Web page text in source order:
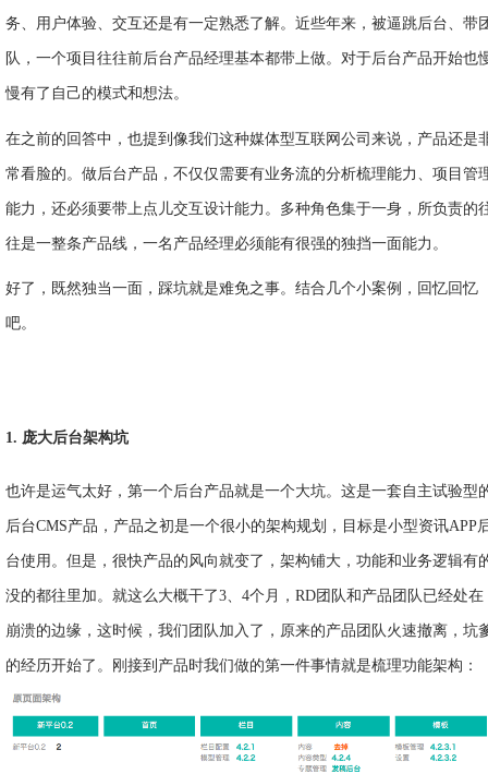
务、用户体验、交互还是有一定熟悉了解。近些年来，被逼跳后台、带
队，一个项目往往前后台产品经理基本都带上做。对于后台产品开始也
慢有了自己的模式和想法。
在之前的回答中，也提到像我们这种媒体型互联网公司来说，产品还是
常看脸的。做后台产品，不仅仅需要有业务流的分析梳理能力、项目管
能力，还必须要带上点儿交互设计能力。多种角色集于一身，所负责的
往是一整条产品线，一名产品经理必须能有很强的独挡一面能力。
好了，既然独当一面，踩坑就是难免之事。结合几个小案例，回忆回忆
吧。
1. 庞大后台架构坑
也许是运气太好，第一个后台产品就是一个大坑。这是一套自主试验型
后台CMS产品，产品之初是一个很小的架构规划，目标是小型资讯APP
台使用。但是，很快产品的风向就变了，架构铺大，功能和业务逻辑有
没的都往里加。就这么大概干了3、4个月，RD团队和产品团队已经处在
崩溃的边缘，这时候，我们团队加入了，原来的产品团队火速撤离，坑
的经历开始了。刚接到产品时我们做的第一件事情就是梳理功能架构：